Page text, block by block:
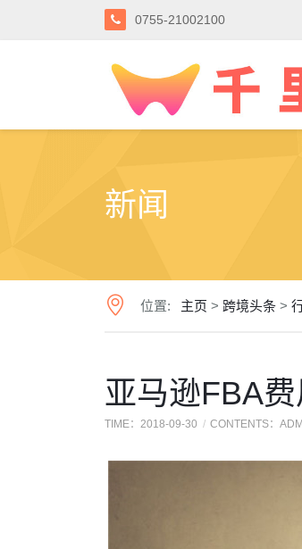
0755-21002100
新闻
位置: 主页 > 跨境头条 >
亚马逊FBA
TIME：2018-09-30 CONTENTS：